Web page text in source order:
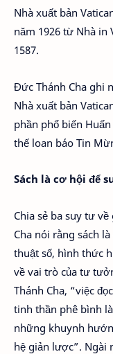
Nhà xuất bản
năm 1926 từ Nhà in
1587.
Đức Thánh Cha ghi
Nhà xuất bản
phần phổ biến
thế loan báo Tin
Sách là cơ hội để
Chia sẻ ba suy tư
Cha nói rằng sách
thuật số, hình thức
về vai trò của tư
Thánh Cha, “việc
tinh thần phê bình
những khuynh
hệ giản lược”. Ngài